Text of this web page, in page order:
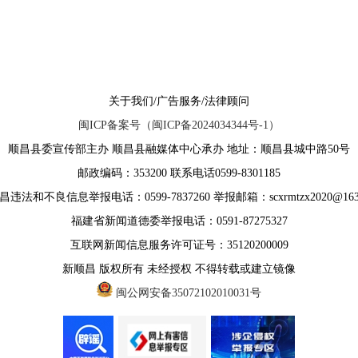
关于我们/广告服务/法律顾问
闽ICP备案号（闽ICP备2024034344号-1）
顺昌县委宣传部主办 顺昌县融媒体中心承办 地址：顺昌县城中路50号
邮政编码：353200 联系电话0599-8301185
违法和不良信息举报电话：0599-7837260 举报邮箱：
福建省新闻道德委举报电话：0591-87275327
互联网新闻信息服务许可证号：35120200009
新顺昌 版权所有 未经授权 不得转载或建立镜像
闽公网安备35072102010031号